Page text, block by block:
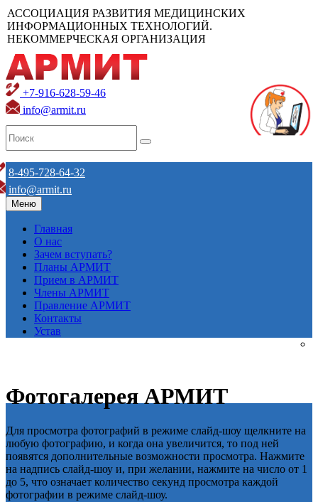
АССОЦИАЦИЯ РАЗВИТИЯ МЕДИЦИНСКИХ
ИНФОРМАЦИОННЫХ ТЕХНОЛОГИЙ.
НЕКОММЕРЧЕСКАЯ ОРГАНИЗАЦИЯ
+7-916-628-59-46
info@armit.ru
8-495-728-64-32
info@armit.ru
Меню
Главная
О нас
Зачем вступать?
Планы АРМИТ
Прием в АРМИТ
Члены АРМИТ
Правление АРМИТ
Контакты
Устав
Фотогалерея АРМИТ
Для просмотра фотографий в режиме слайд-шоу щелкните на
любую фотографию, и когда она увеличится, то под ней
появятся дополнительные возможности просмотра. Нажмите
на надпись слайд-шоу и, при желании, нажмите на число от 1
до 5, что означает количество секунд просмотра каждой
фотографии в режиме слайд-шоу.